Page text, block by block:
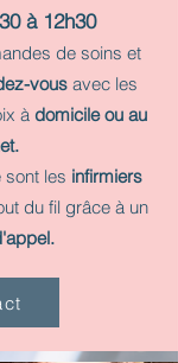
à 12h30
de soins et
vousavec les
à domicile ou au
sont les infirmiers
du fil grâce à un